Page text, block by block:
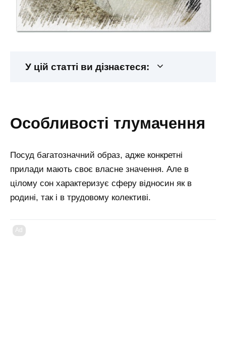
У цій статті ви дізнаєтеся:
особливості тлумачення
Посуд багатозначний образ, адже конкретні
прилади мають своє власне значення. Але в
цілому сон характеризує сферу відносин як в
родині, так і в трудовому колективі.
Ad